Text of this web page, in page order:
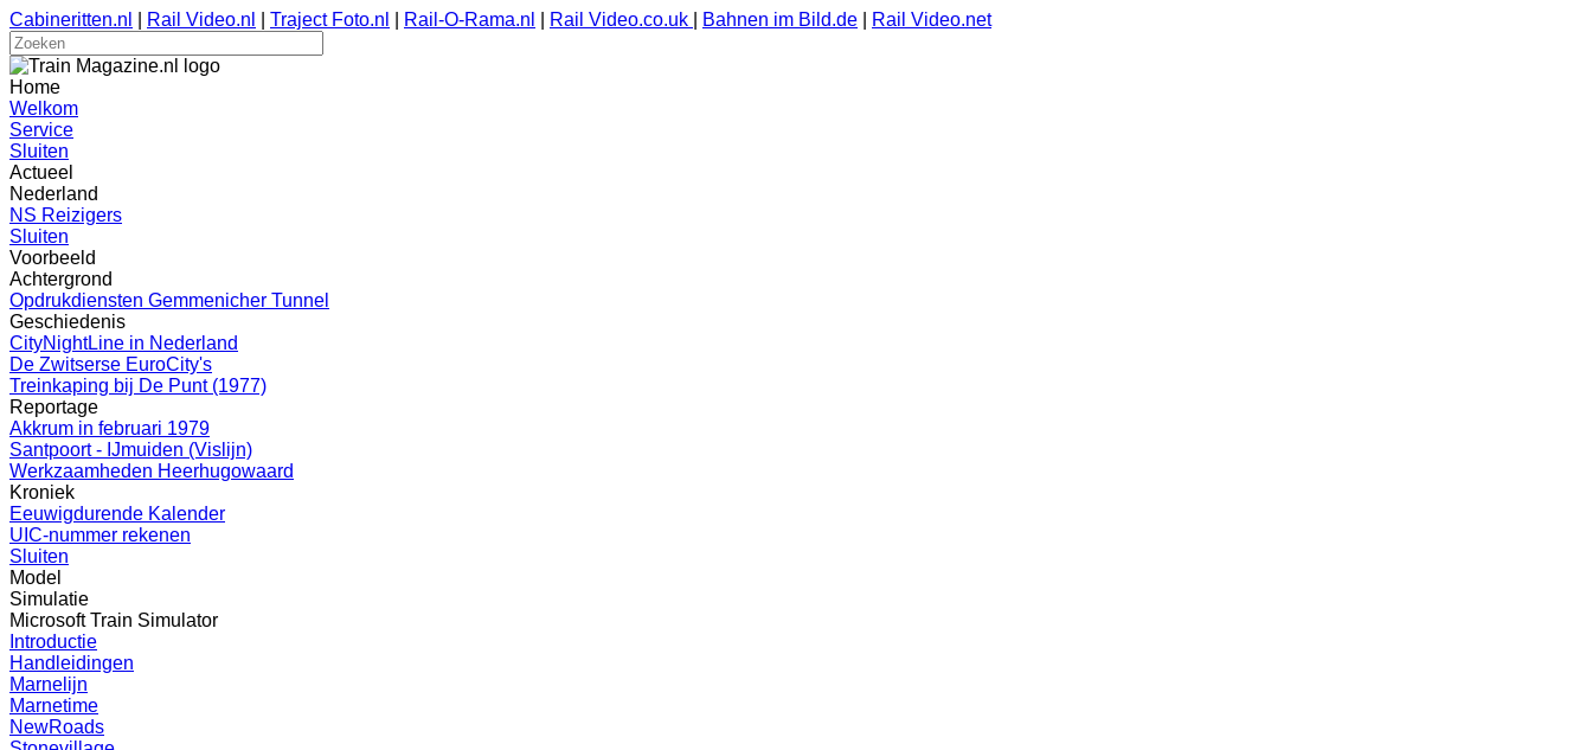
Cabineritten.nl Rail Video.nl Traject Foto.nl Rail-O-Rama.nl Rail Video.co.uk Bahnen im Bild.de Rail Video.net
Home
Welkom
Service
Sluiten
Actueel
Nederland
NS Reizigers
Sluiten
Voorbeeld
Achtergrond
Opdrukdiensten Gemmenicher Tunnel
Geschiedenis
CityNightLine in Nederland
De Zwitserse EuroCity's
Treinkaping bij De Punt (1977)
Reportage
Akkrum in februari 1979
Santpoort - IJmuiden (Vislijn)
Werkzaamheden Heerhugowaard
Kroniek
Eeuwigdurende Kalender
UIC-nummer rekenen
Sluiten
Model
Simulatie
Microsoft Train Simulator
Introductie
Handleidingen
Marnelijn
Marnetime
NewRoads